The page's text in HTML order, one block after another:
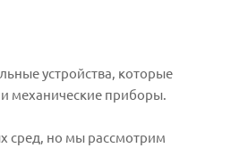
устройства, которые
механические приборы.
сред, но мы рассмотрим